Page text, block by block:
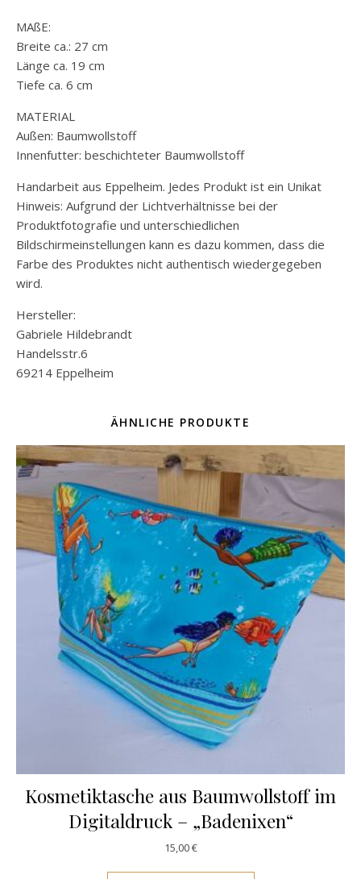
MAßE:
Breite ca.: 27 cm
Länge ca. 19 cm
Tiefe ca. 6 cm
MATERIAL
Außen: Baumwollstoff
Innenfutter: beschichteter Baumwollstoff
Handarbeit aus Eppelheim. Jedes Produkt ist ein Unikat
Hinweis: Aufgrund der Lichtverhältnisse bei der
Produktfotografie und unterschiedlichen
Bildschirmeinstellungen kann es dazu kommen, dass die
Farbe des Produktes nicht authentisch wiedergegeben
wird.
Hersteller:
Gabriele Hildebrandt
Handelsstr.6
69214 Eppelheim
ÄHNLICHE PRODUKTE
Kosmetiktasche aus Baumwollstoff im
Digitaldruck – „Badenixen“
15,00€